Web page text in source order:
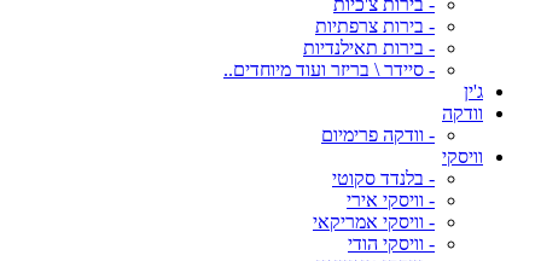
- בירות צ'כיות
- בירות צרפתיות
- בירות תאילנדיות
- סיידר \ בריזר ועוד מיוחדים..
ג'ין
וודקה
- וודקה פרימיום
וויסקי
- בלנדד סקוטי
- וויסקי אירי
- וויסקי אמריקאי
- וויסקי הודי